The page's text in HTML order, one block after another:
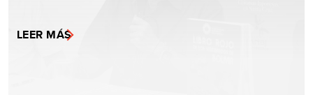
LEER MÁS